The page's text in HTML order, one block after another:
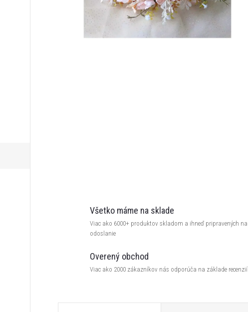
Všetko máme na sklade
Viac ako 6000+ produktov skladom a ihneď pripravených na
odoslanie
Overený obchod
Viac ako 2000 zákazníkov nás odporúča na základe recenzií